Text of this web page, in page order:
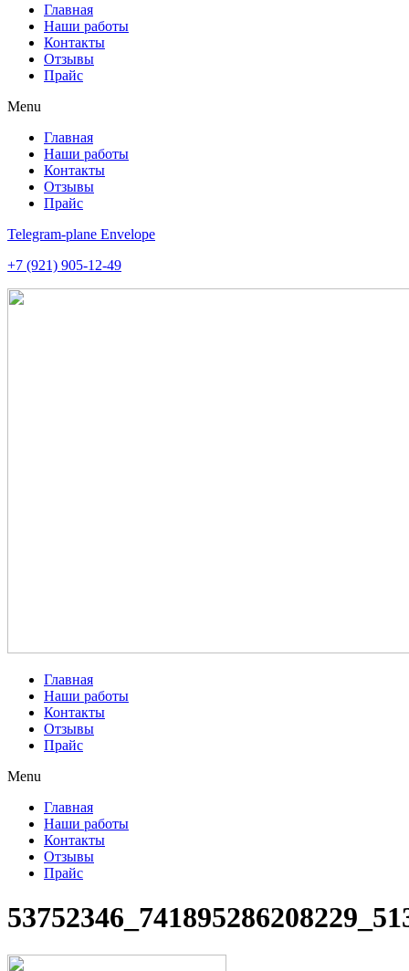
Главная
Наши работы
Контакты
Отзывы
Прайс
Menu
Главная
Наши работы
Контакты
Отзывы
Прайс
Telegram-plane Envelope
+7 (921) 905-12-49
Главная
Наши работы
Контакты
Отзывы
Прайс
Menu
Главная
Наши работы
Контакты
Отзывы
Прайс